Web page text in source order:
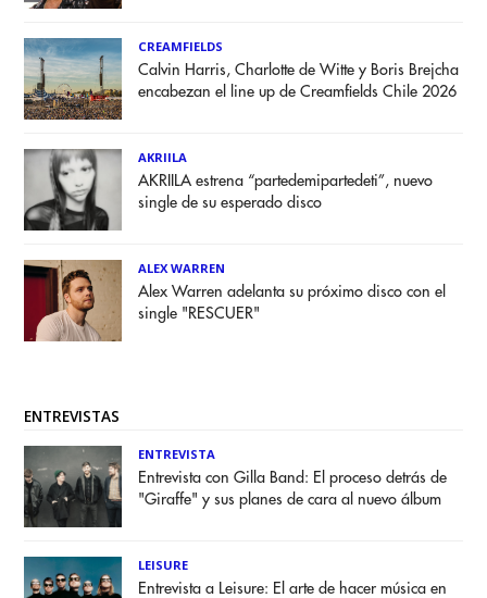
CREAMFIELDS
Calvin Harris, Charlotte de Witte y Boris Brejcha
encabezan el line up de Creamfields Chile 2026
AKRIILA
AKRIILA estrena “partedemipartedeti”, nuevo
single de su esperado disco
ALEX WARREN
Alex Warren adelanta su próximo disco con el
single "RESCUER"
ENTREVISTAS
ENTREVISTA
Entrevista con Gilla Band: El proceso detrás de
"Giraffe" y sus planes de cara al nuevo álbum
LEISURE
Entrevista a Leisure: El arte de hacer música en